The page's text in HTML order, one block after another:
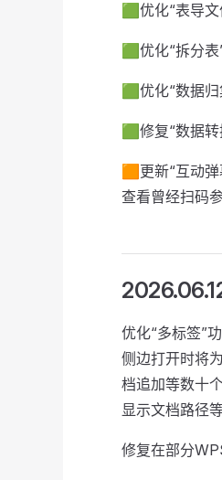
🟩优化“表导
🟩优化“拆分
🟩优化“数据
🟩修复“数据
🟧更新“互动
查看曾经扫码
优化“多标签”
侧边打开时将
档追加等数十
显示文档路径
修复在部分